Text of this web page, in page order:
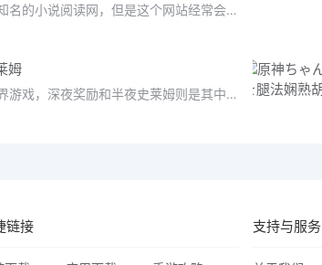
海棠文学小说网站是一个非常知名的小说阅读网，但是这个网站经常会出现过期，打不开的现象，而且网址也会经常的换
姆
原神是一款备受瞩目的开放世界游戏，深夜奖励和半夜史莱姆则是其中的两个元素。深夜奖励指的是在特定时间段内
链接 支持与服务